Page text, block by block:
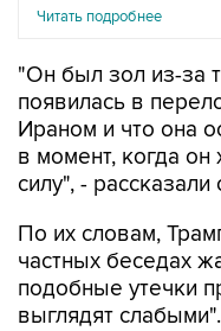
Читать подробнее
"Он был зол из-за
появилась в
Ираном и что она
в момент, когда он
силу", -
По их словам,
частных беседах
подобные утечки
выглядят слабыми".